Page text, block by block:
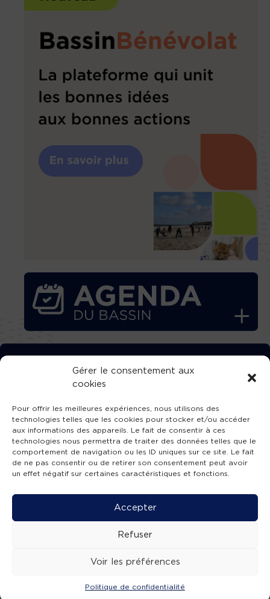
Gérer le consentement aux
cookies
Pour offrir les meilleures expériences, nous utilisons des
technologies telles que les cookies pour stocker et/ou accéder
aux informations des appareils. Le fait de consentir à ces
technologies nous permettra de traiter des données telles que le
comportement de navigation ou les ID uniques sur ce site. Le fait
de ne pas consentir ou de retirer son consentement peut avoir
un effet négatif sur certaines caractéristiques et fonctions.
Accepter
Refuser
Voir les préférences
Politique de confidentialité
ÉMISSIONS AGENDA
TÉLÉCHARGEZ GRATUITEMENT
L’APPLICATION TVBA !
SUIVEZ-NOUS !
Mentions légales -Accessibilité